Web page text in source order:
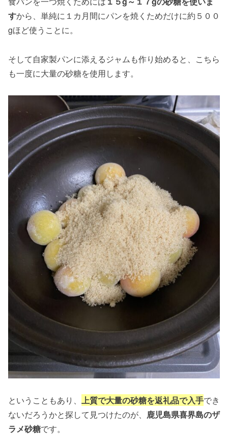
すから、単純に１カ月間にパンを焼くためだけに約５００
gほど使うことに。
そして自家製パンに添えるジャムも作り始めると、こちら
も一度に大量の砂糖を使用します。
ということもあり、 上質で大量の砂糖を返礼品で入手でき
ないだろうかと探して見つけたのが、 鹿児島県喜界島のザ
ラメ砂糖です。